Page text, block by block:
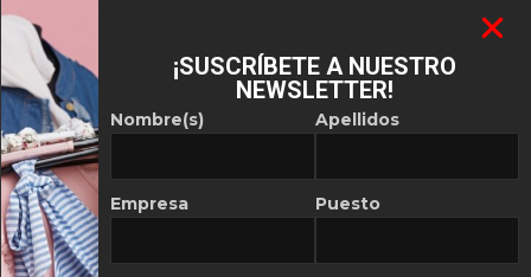
¡SUSCRÍBETE A NUESTRO
NEWSLETTER!
Nombre(s)
Empresa
Apellidos
Puesto